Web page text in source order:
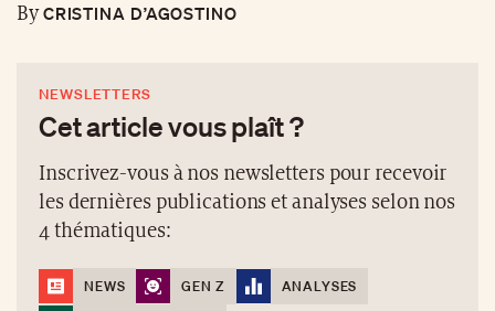
ByCRISTINA D’AGOSTINO
NEWSLETTERS
Cet article vous plaît ?
Inscrivez-vous à nos newsletters pour recevoir
les dernières publications et analyses selon nos
4 thématiques:
NEWS GEN Z
ANALYSES